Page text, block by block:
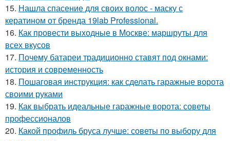
15. Нашла спасение для своих волос - маску с
кератином от бренда 19lab Professional.
16. Как провести выходные в Москве: маршруты для
всех вкусов
17. Почему батареи традиционно ставят под окнами:
история и современность
18. Пошаговая инструкция: как сделать гаражные ворота
своими руками
19. Как выбрать идеальные гаражные ворота: советы
профессионалов
20. Какой профиль бруса лучше: советы по выбору для